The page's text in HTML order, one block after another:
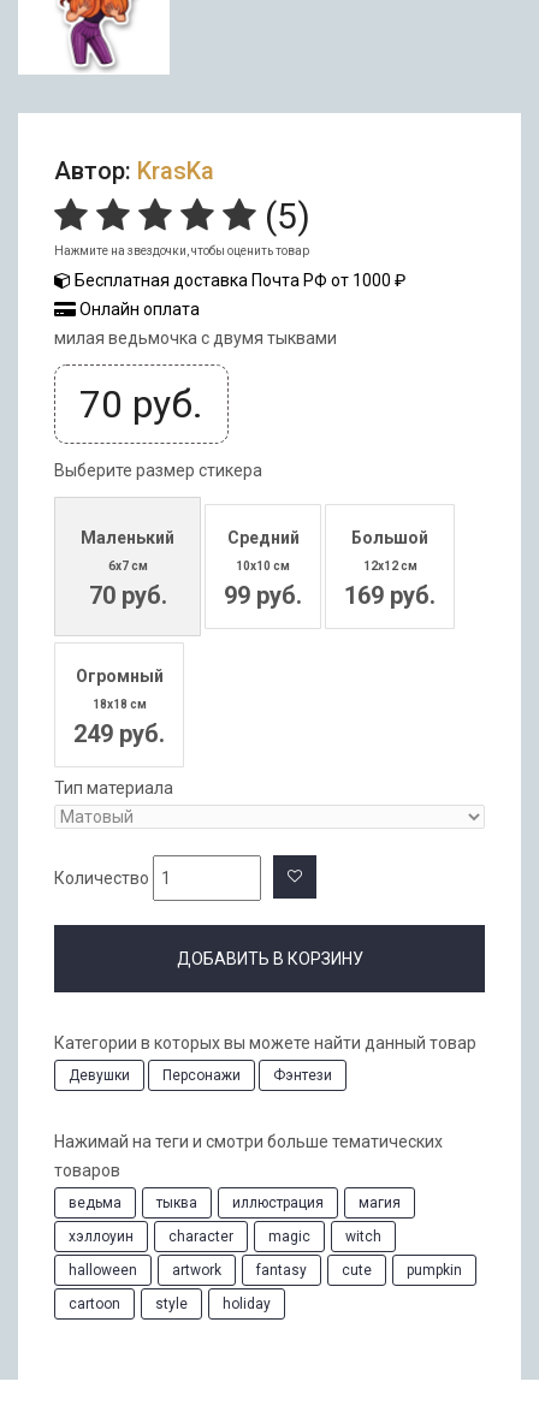
Автор: KrasKa
(5)
Нажмите на звездочки, чтобы оценить товар
Бесплатная доставка Почта РФ от 1000 ₽
Онлайн оплата
милая ведьмочка с двумя тыквами
70 руб.
Выберите размер стикера
Маленький
6x7 см
70 руб.
Средний
10x10 см
99 руб.
Большой
12x12 см
169 руб.
Огромный
18x18 см
249 руб.
Тип материала
Количество
ДОБАВИТЬ В КОРЗИНУ
Категории в которых вы можете найти данный товар
Девушки Персонажи Фэнтези
Нажимай на теги и смотри больше тематических
товаров
ведьма тыква иллюстрация
магия
хэллоуин
character magic
witch
halloween
artwork fantasy cute
pumpkin
cartoon
style holiday